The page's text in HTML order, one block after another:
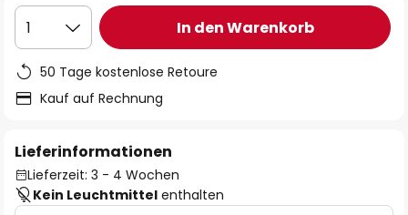
1 In den Warenkorb
50 Tage kostenlose Retoure
Kauf auf Rechnung
Lieferinformationen
Lieferzeit: 3 - 4 Wochen
Kein Leuchtmittel enthalten